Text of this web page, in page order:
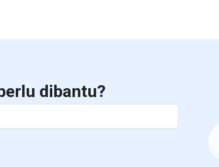
dibantu?